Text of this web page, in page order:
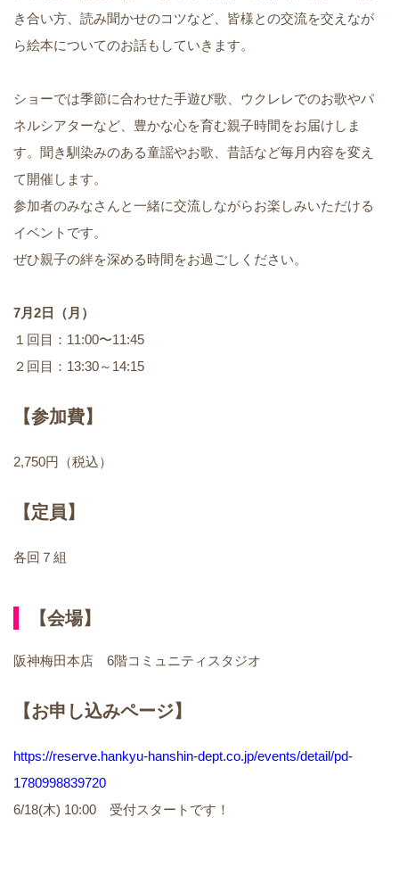
き合い方、読み聞かせのコツなど、皆様との交流を交えなが
ら絵本についてのお話もしていきます。
ショーでは季節に合わせた手遊び歌、ウクレレでのお歌やパ
ネルシアターなど、豊かな心を育む親子時間をお届けしま
す。聞き馴染みのある童謡やお歌、昔話など毎月内容を変え
て開催します。
参加者のみなさんと一緒に交流しながらお楽しみいただける
イベントです。
ぜひ親子の絆を深める時間をお過ごしください。
7月2日（月）
１回目：11:00〜11:45
２回目：13:30～14:15
【参加費】
2,750円（税込）
【定員】
各回７組
【会場】
阪神梅田本店 6階コミュニティスタジオ
【お申し込みページ】
https://reserve.hankyu-hanshin-dept.co.jp/events/detail/pd-
1780998839720
6/18(木) 10:00 受付スタートです！